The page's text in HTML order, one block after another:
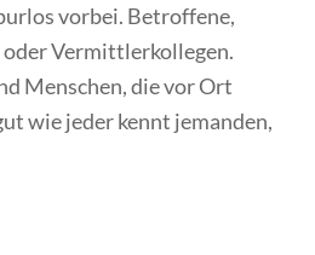
vorbei. Betroffene,
Vermittlerkollegen.
Menschen, die vor Ort
wie jeder kennt jemanden,